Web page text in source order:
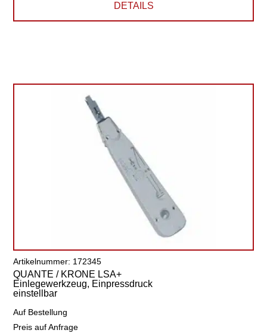
DETAILS
Artikelnummer: 172345
QUANTE / KRONE LSA+
Einlegewerkzeug, Einpressdruck
einstellbar
Auf Bestellung
Preis auf Anfrage